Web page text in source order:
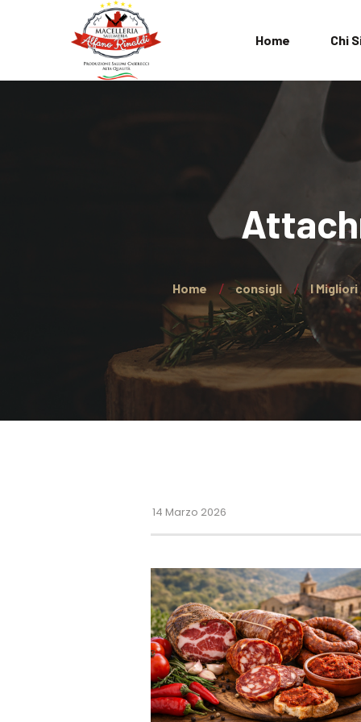
Home Chi
L’Azienda
Privacy Policy
Home consigli I
14 Marzo 2026